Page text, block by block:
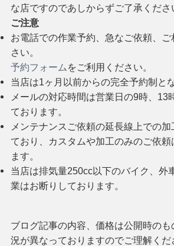
な店ですのであしからずご了承くださ
ご注意
お電話での作業予約、急なご依頼、
さい。
予約フォーム をご利用ください。
当店は1ヶ月以前からの完全予約制と
メールの対応時間は営業日の9時、13
ております。
メンテナンスご依頼の延長線上での
ており、カスタムや加工のみのご依頼
ます。
当店は排気量250cc以下のバイク、外
業はお断りしております。
ブログ記事の内容、価格は公開時の
況が異なっておりますのでご理解く